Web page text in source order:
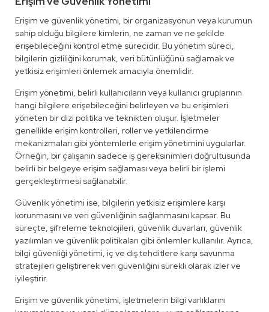
Erişim ve güvenlik yönetimi, bir organizasyonun veya kurumun
sahip olduğu bilgilere kimlerin, ne zaman ve ne şekilde
erişebileceğini kontrol etme sürecidir. Bu yönetim süreci,
bilgilerin gizliliğini korumak, veri bütünlüğünü sağlamak ve
yetkisiz erişimleri önlemek amacıyla önemlidir.
Erişim yönetimi, belirli kullanıcıların veya kullanıcı gruplarının
hangi bilgilere erişebileceğini belirleyen ve bu erişimleri
yöneten bir dizi politika ve teknikten oluşur. İşletmeler
genellikle erişim kontrolleri, roller ve yetkilendirme
mekanizmaları gibi yöntemlerle erişim yönetimini uygularlar.
Örneğin, bir çalışanın sadece iş gereksinimleri doğrultusunda
belirli bir belgeye erişim sağlaması veya belirli bir işlemi
gerçekleştirmesi sağlanabilir.
Güvenlik yönetimi ise, bilgilerin yetkisiz erişimlere karşı
korunmasını ve veri güvenliğinin sağlanmasını kapsar. Bu
süreçte, şifreleme teknolojileri, güvenlik duvarları, güvenlik
yazılımları ve güvenlik politikaları gibi önlemler kullanılır. Ayrıca,
bilgi güvenliği yönetimi, iç ve dış tehditlere karşı savunma
stratejileri geliştirerek veri güvenliğini sürekli olarak izler ve
iyileştirir.
Erişim ve güvenlik yönetimi, işletmelerin bilgi varlıklarını